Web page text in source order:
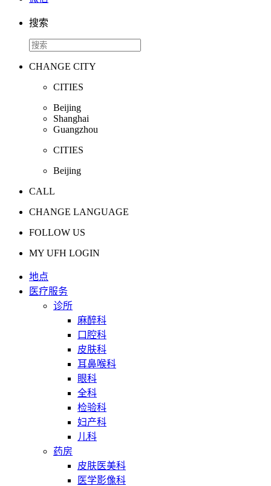
搜索
CHANGE CITY
CITIES
Beijing
Shanghai
Guangzhou
CITIES
Beijing
CALL
CHANGE LANGUAGE
FOLLOW US
MY UFH LOGIN
地点
医疗服务
诊所
麻醉科
口腔科
皮肤科
耳鼻喉科
眼科
全科
检验科
妇产科
儿科
药房
皮肤医美科
医学影像科